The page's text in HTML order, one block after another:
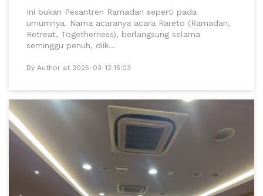
Ini bukan Pesantren Ramadan seperti pada
umumnya. Nama acaranya acara Rareto (Ramadan,
Retreat, Togetherness), berlangsung selama
seminggu penuh, diik...
By Author at 2025-03-12 15:03